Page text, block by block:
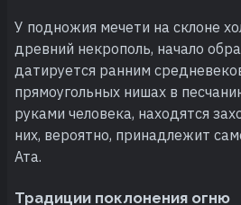
У подножия мечети на склоне
древний некрополь, начало
датируется ранним
прямоугольных нишах в
руками человека, находятся
них, вероятно, принадлежит
Ата.
Традиции поклонения огню